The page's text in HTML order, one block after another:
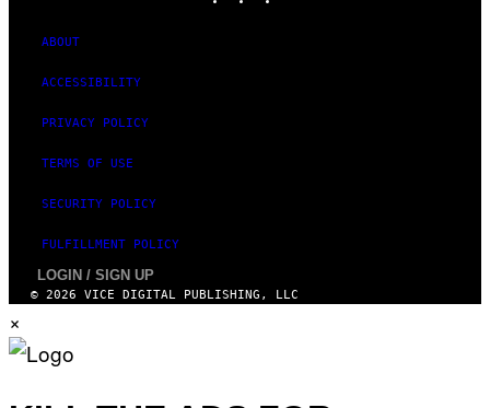
ABOUT
ACCESSIBILITY
PRIVACY POLICY
TERMS OF USE
SECURITY POLICY
FULFILLMENT POLICY
LOGIN / SIGN UP
© 2026 VICE DIGITAL PUBLISHING, LLC
×